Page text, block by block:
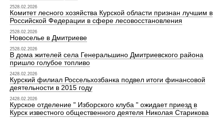
2528.02.2026
Комитет лесного хозяйства Курской области признан лучшим в
Российской Федерации в сфере лесовосстановления
2528.02.2026
Новоселье в Дмитриеве
2528.02.2026
В дома жителей села Генеральшино Дмитриевского района
пришло голубое топливо
2428.02.2026
Курский филиал Россельхозбанка подвел итоги финансовой
деятельности в 2015 году
2428.02.2026
Курское отделение " Изборского клуба " ожидает приезд в
Курск известного общественного деятеля Николая Старикова